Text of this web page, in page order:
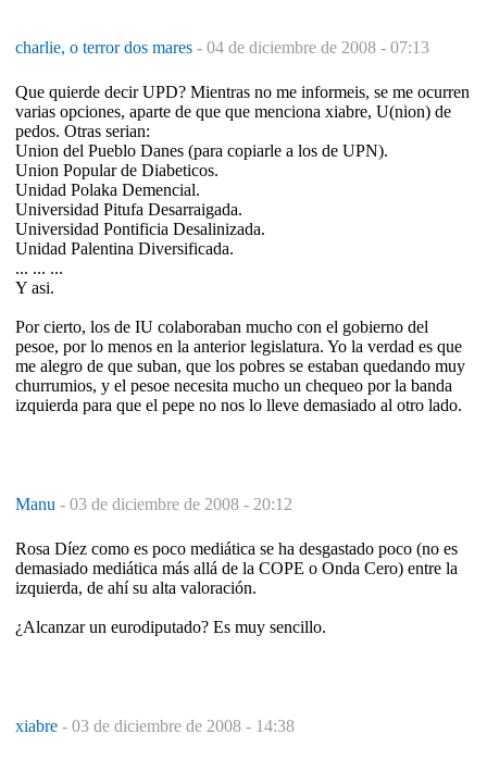
charlie, o terror dos mares - 04 de diciembre de 2008 - 07:13
Que quierde decir UPD? Mientras no me informeis, se me ocurren
varias opciones, aparte de que que menciona xiabre, U(nion) de
pedos. Otras serian:
Union del Pueblo Danes (para copiarle a los de UPN).
Union Popular de Diabeticos.
Unidad Polaka Demencial.
Universidad Pitufa Desarraigada.
Universidad Pontificia Desalinizada.
Unidad Palentina Diversificada.
... ... ...
Y asi.
Por cierto, los de IU colaboraban mucho con el gobierno del
pesoe, por lo menos en la anterior legislatura. Yo la verdad es que
me alegro de que suban, que los pobres se estaban quedando muy
churrumios, y el pesoe necesita mucho un chequeo por la banda
izquierda para que el pepe no nos lo lleve demasiado al otro lado.
Manu - 03 de diciembre de 2008 - 20:12
Rosa Díez como es poco mediática se ha desgastado poco (no es
demasiado mediática más allá de la COPE o Onda Cero) entre la
izquierda, de ahí su alta valoración.
¿Alcanzar un eurodiputado? Es muy sencillo.
xiabre - 03 de diciembre de 2008 - 14:38